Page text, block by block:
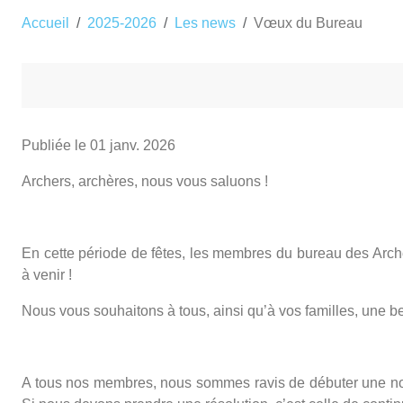
Accueil 2025-2026 Les news Vœux du Bureau
Publiée le 01 janv. 2026
Archers, archères, nous vous saluons !
En cette période de fêtes, les membres du bureau des
à venir !
Nous vous souhaitons à tous, ainsi qu’à vos familles, une
A tous nos membres, nous sommes ravis de débuter une